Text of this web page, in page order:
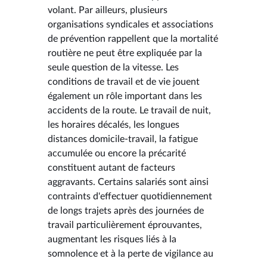
volant. Par ailleurs, plusieurs
organisations syndicales et associations
de prévention rappellent que la mortalité
routière ne peut être expliquée par la
seule question de la vitesse. Les
conditions de travail et de vie jouent
également un rôle important dans les
accidents de la route. Le travail de nuit,
les horaires décalés, les longues
distances domicile-travail, la fatigue
accumulée ou encore la précarité
constituent autant de facteurs
aggravants. Certains salariés sont ainsi
contraints d'effectuer quotidiennement
de longs trajets après des journées de
travail particulièrement éprouvantes,
augmentant les risques liés à la
somnolence et à la perte de vigilance au